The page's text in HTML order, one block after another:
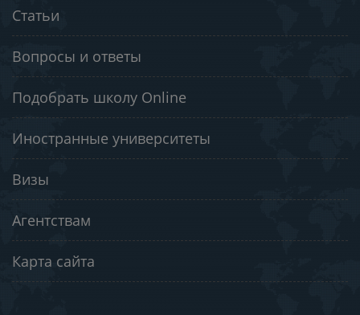
Статьи
Вопросы и ответы
Подобрать школу Online
Иностранные университеты
Визы
Агентствам
Карта сайта